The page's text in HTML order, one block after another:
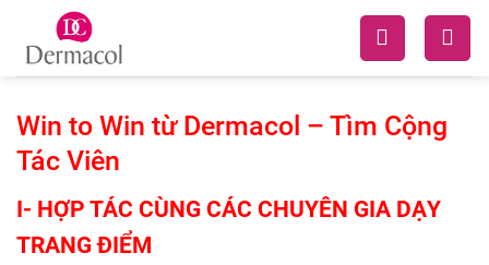
Win to Win từ Dermacol – Tìm Cộng
Tác Viên
I- HỢP TÁC CÙNG CÁC CHUYÊN GIA DẠY
TRANG ĐIỂM